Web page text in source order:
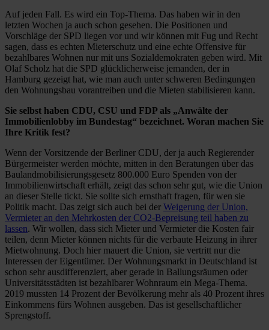
Auf jeden Fall. Es wird ein Top-Thema. Das haben wir in den
letzten Wochen ja auch schon gesehen. Die Positionen und
Vorschläge der SPD liegen vor und wir können mit Fug und Recht
sagen, dass es echten Mieterschutz und eine echte Offensive für
bezahlbares Wohnen nur mit uns Sozialdemokraten geben wird. Mit
Olaf Scholz hat die SPD glücklicherweise jemanden, der in
Hamburg gezeigt hat, wie man auch unter schweren Bedingungen
den Wohnungsbau vorantreiben und die Mieten stabilisieren kann.
Sie selbst haben CDU, CSU und FDP als „Anwälte der
Immobilienlobby im Bundestag“ bezeichnet. Woran machen Sie
Ihre Kritik fest?
Wenn der Vorsitzende der Berliner CDU, der ja auch Regierender
Bürgermeister werden möchte, mitten in den Beratungen über das
Baulandmobilisierungsgesetz 800.000 Euro Spenden von der
Immobilienwirtschaft erhält, zeigt das schon sehr gut, wie die Union
an dieser Stelle tickt. Sie sollte sich ernsthaft fragen, für wen sie
Politik macht. Das zeigt sich auch bei der Weigerung der Union,
Vermieter an den Mehrkosten der CO2-Bepreisung teil haben zu
lassen. Wir wollen, dass sich Mieter und Vermieter die Kosten fair
teilen, denn Mieter können nichts für die verbaute Heizung in ihrer
Mietwohnung. Doch hier mauert die Union, sie vertritt nur die
Interessen der Eigentümer. Der Wohnungsmarkt in Deutschland ist
schon sehr ausdifferenziert, aber gerade in Ballungsräumen oder
Universitätsstädten ist bezahlbarer Wohnraum ein Mega-Thema.
2019 mussten 14 Prozent der Bevölkerung mehr als 40 Prozent ihres
Einkommens fürs Wohnen ausgeben. Das ist gesellschaftlicher
Sprengstoff.